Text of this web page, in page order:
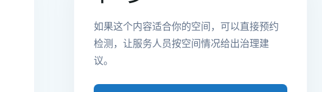
如果这个内容适合你的空间，可以直接预约
检测，让服务人员按空间情况给出治理建
议。